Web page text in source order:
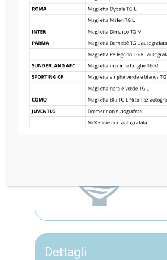
SUNDERLAND AFC
0
—
1
Dettagli